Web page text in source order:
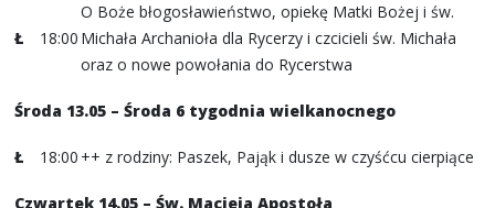
Ł 18:00
O Boże błogosławieństwo, opiekę Matki Bożej i św.
Michała Archanioła dla Rycerzy i czcicieli św. Michała
oraz o nowe powołania do Rycerstwa
Środa 13.05 – Środa 6 tygodnia wielkanocnego
Ł 18:00 ++ z rodziny: Paszek, Pająk i dusze w czyśćcu cierpiące
Czwartek 14.05 – Św. Macieja Apostoła